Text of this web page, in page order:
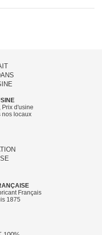
Prix d'usine
nos locaux
Français
1875